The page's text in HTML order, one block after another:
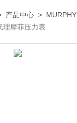
产品中心 > MURPHY
理摩菲压力表